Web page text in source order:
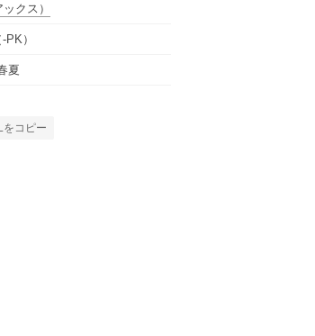
ックス）
PK）
夏
をコピー